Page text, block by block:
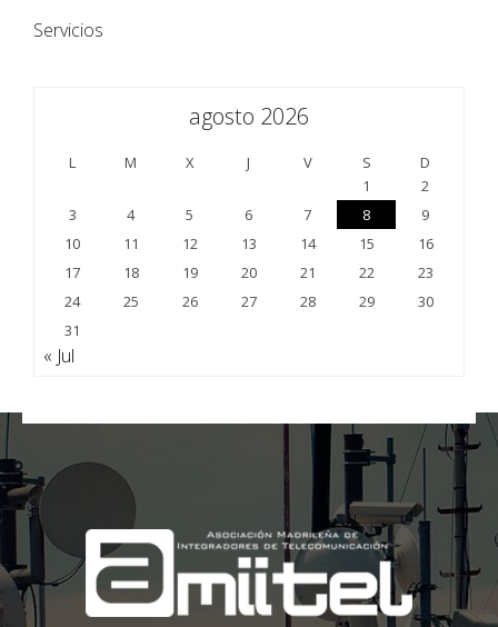
Servicios
agosto 2026
L M X J V S
D
1
2
3
4 5 6 7 8
9
10
11 12 13 14 15
16
17
18 19 20 21 22
23
24
25 26 27 28 29
30
31
« Jul
;